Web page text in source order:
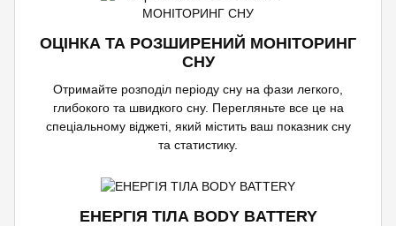
ОЦІНКА ТА РОЗШИРЕНИЙ МОНІТОРИНГ
СНУ
Отримайте розподіл періоду сну на фази легкого,
глибокого та швидкого сну. Перегляньте все це на
спеціальному віджеті, який містить ваш показник сну
та статистику.
ЕНЕРГІЯ ТІЛА BODY BATTERY